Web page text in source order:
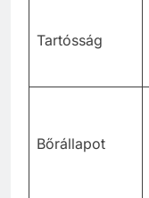
Tartósság
Bőrállapot